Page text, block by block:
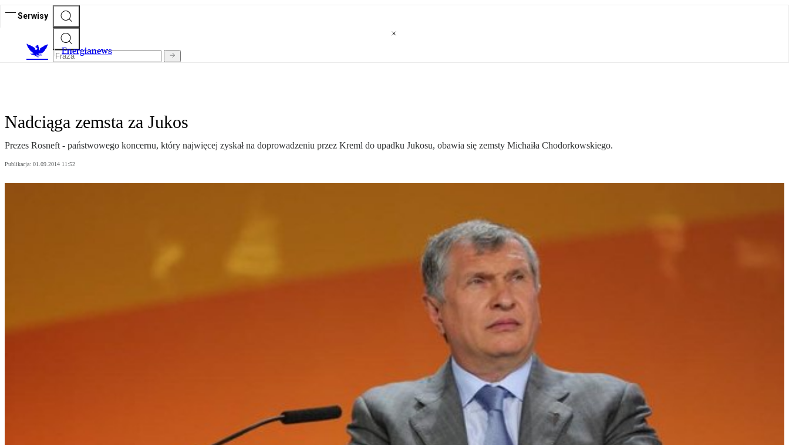
Serwisy
Energianews
Nadciąga zemsta za Jukos
Prezes Rosneft - państwowego koncernu, który najwięcej zyskał na doprowadzeniu przez Kreml do upadku Jukosu, obawia się zemsty Michaiła Chodorkowskiego.
Publikacja: 01.09.2014 11:52